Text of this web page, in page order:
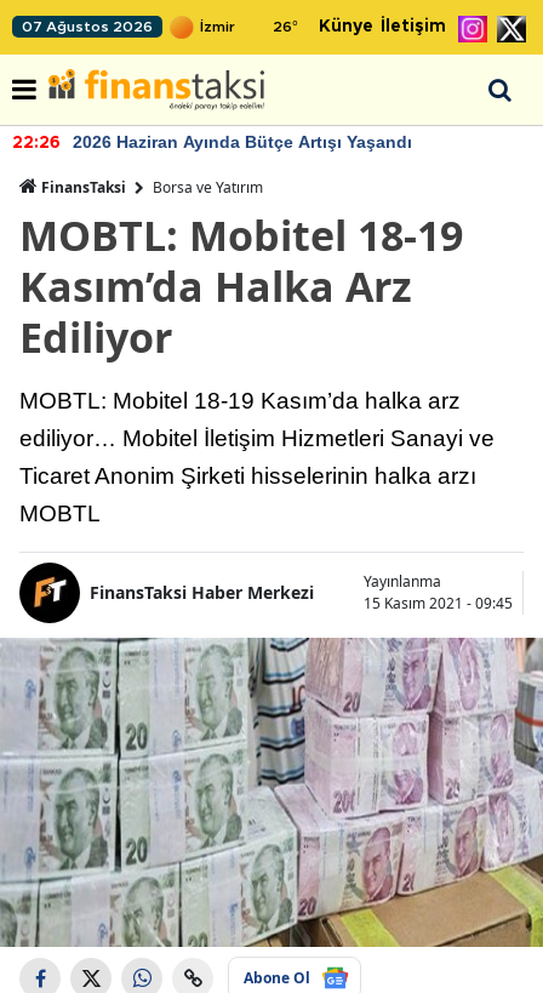
07 Ağustos 2026 26° Künye İletişim
22:26 2026 Haziran Ayında Bütçe Artışı Yaşandı
FinansTaksi Borsa ve Yatırım
MOBTL: Mobitel 18-19
Kasım’da Halka Arz
Ediliyor
MOBTL: Mobitel 18-19 Kasım’da halka arz
ediliyor… Mobitel İletişim Hizmetleri Sanayi ve
Ticaret Anonim Şirketi hisselerinin halka arzı
MOBTL
FinansTaksi Haber Merkezi
Yayınlanma
15 Kasım 2021 - 09:45
Abone Ol